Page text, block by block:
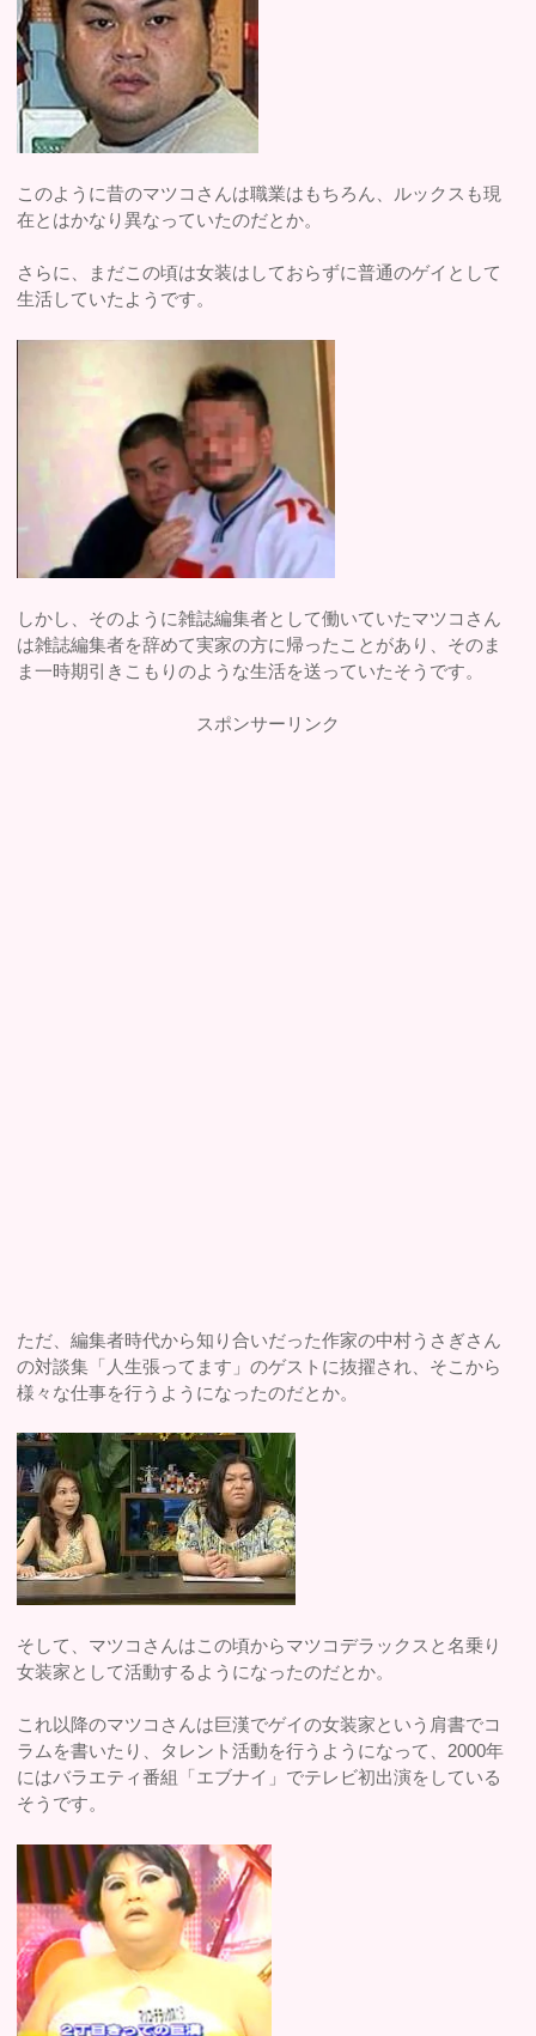
このように昔のマツコさんは職業はもちろん、ルックスも現
在とはかなり異なっていたのだとか。
さらに、まだこの頃は女装はしておらずに普通のゲイとして
生活していたようです。
しかし、そのように雑誌編集者として働いていたマツコさん
は雑誌編集者を辞めて実家の方に帰ったことがあり、そのま
ま一時期引きこもりのような生活を送っていたそうです。
スポンサーリンク
ただ、編集者時代から知り合いだった作家の中村うさぎさん
の対談集「人生張ってます」のゲストに抜擢され、そこから
様々な仕事を行うようになったのだとか。
そして、マツコさんはこの頃からマツコデラックスと名乗り
女装家として活動するようになったのだとか。
これ以降のマツコさんは巨漢でゲイの女装家という肩書でコ
ラムを書いたり、タレント活動を行うようになって、2000年
にはバラエティ番組「エブナイ」でテレビ初出演をしている
そうです。